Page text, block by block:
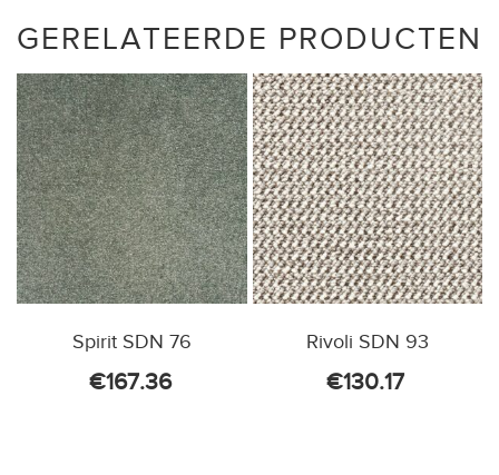
GERELATEERDE PRODUCTEN
Spirit SDN 76
€167.36
Rivoli SDN 93
€130.17